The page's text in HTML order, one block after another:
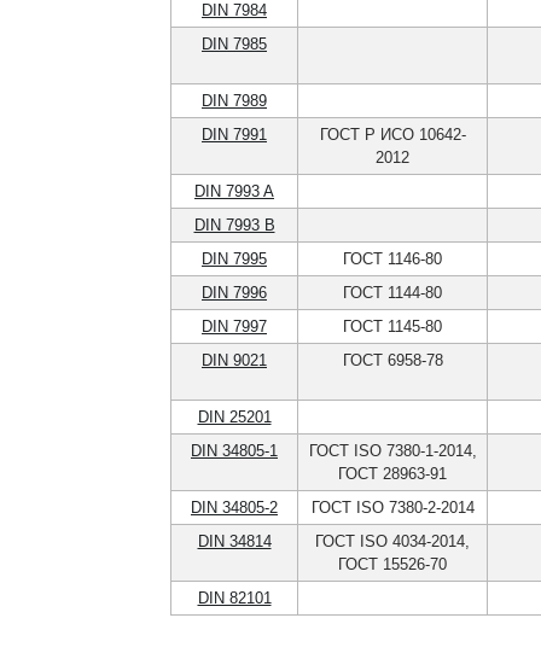
DIN 7984
DIN 7985
DIN 7989
DIN 7991
ГОСТ Р ИСО 10642-
2012
DIN 7993 A
DIN 7993 B
DIN 7995
ГОСТ 1146-80
DIN 7996
ГОСТ 1144-80
DIN 7997
ГОСТ 1145-80
DIN 9021
ГОСТ 6958-78
DIN 25201
DIN 34805-1
ГОСТ ISO 7380-1-2014,
ГОСТ 28963-91
DIN 34805-2
ГОСТ ISO 7380-2-2014
DIN 34814
ГОСТ ISO 4034-2014,
ГОСТ 15526-70
DIN 82101